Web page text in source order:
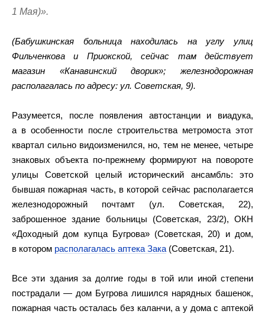
1 Мая)».
(Бабушкинская больница находилась на углу улиц
Фильченкова и Приокской, сейчас там действует
магазин «Канавинский дворик»; железнодорожная
располагалась по адресу: ул. Советская, 9).
Разумеется, после появления автостанции и виадука,
а в особенности после строительства метромоста этот
квартал сильно видоизменился, но, тем не менее, четыре
знаковых объекта по-прежнему формируют на повороте
улицы Советской целый исторический ансамбль: это
бывшая пожарная часть, в которой сейчас располагается
железнодорожный почтамт (ул. Советская, 22),
заброшенное здание больницы (Советская, 23/2), ОКН
«Доходный дом купца Бугрова» (Советская, 20) и дом,
в котором располагалась аптека Зака (Советская, 21).
Все эти здания за долгие годы в той или иной степени
пострадали — дом Бугрова лишился нарядных башенок,
пожарная часть осталась без каланчи, а у дома с аптекой